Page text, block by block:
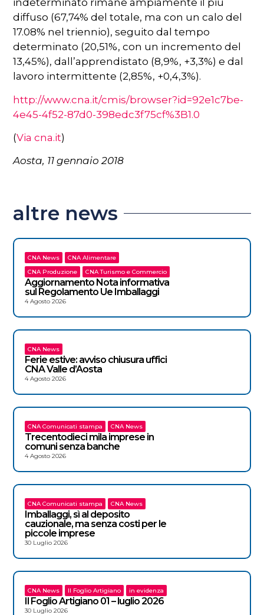
indeterminato rimane ampiamente il più
diffuso (67,74% del totale, ma con un calo del
17.08% nel triennio), seguito dal tempo
determinato (20,51%, con un incremento del
13,45%), dall’apprendistato (8,9%, +3,3%) e dal
lavoro intermittente (2,85%, +0,4,3%).
http://www.cna.it/cmis/browser?id=92e1c7be-
4e45-4f52-87d0-398edc3f75cf%3B1.0
(Via cna.it)
Aosta, 11 gennaio 2018
altre news
CNA News
CNA Alimentare
CNA Produzione
CNA Turismo e Commercio
Aggiornamento Nota informativa
sul Regolamento Ue Imballaggi
4 Agosto 2026
CNA News
Ferie estive: avviso chiusura uffici
CNA Valle d’Aosta
4 Agosto 2026
CNA Comunicati stampa CNA News
Trecentodieci mila imprese in
comuni senza banche
4 Agosto 2026
CNA Comunicati stampa CNA News
Imballaggi, sì al deposito
cauzionale, ma senza costi per le
piccole imprese
30 Luglio 2026
CNA News Il Foglio Artigiano in evidenza
Il Foglio Artigiano 01 – luglio 2026
30 Luglio 2026